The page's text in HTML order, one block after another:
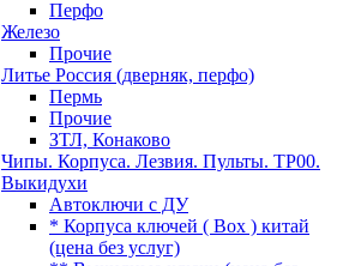
Перфо
Железо
Прочие
Литье Россия (дверняк, перфо)
Пермь
Прочие
ЗТЛ, Конаково
Чипы. Корпуса. Лезвия. Пульты. TP00.
Выкидухи
Автоключи с ДУ
* Корпуса ключей ( Box ) китай
(цена без услуг)